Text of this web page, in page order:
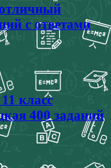
с ответами
класс
400 заданий